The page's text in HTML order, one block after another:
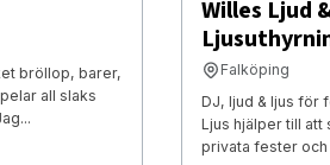
bröllop, barer,
all slaks
Willes Ljud
Falköping
DJ, ljud & ljus för
Ljus hjälper till att
privata fester och